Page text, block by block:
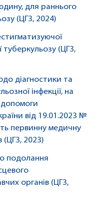
для раннього
(ЦГЗ, 2024)
туберкульозу (ЦГЗ,
діагностики та
інфекції, на
допомоги
від 19.01.2023 №
первинну медичну
(ЦГЗ, 2023)
подолання
органів (ЦГЗ,